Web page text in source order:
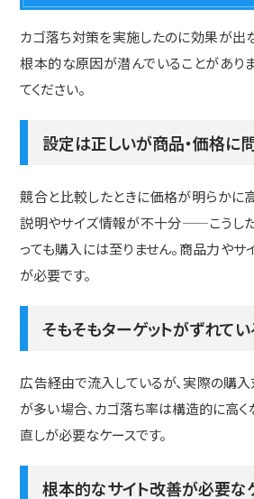
カゴ落ち対策を実施したのに効果が出
根本的な原因が潜んでいることがあり
てください。
設定は正しいが商品・価格に
競合と比較したときに価格が明らかに
説明やサイズ情報が不十分——こうし
っても購入には至りません。商品力やサ
が必要です。
そもそもターゲットがずれてい
広告経由で流入しているが、実際の購
が多い場合、カゴ落ち率は構造的に高く
直しが必要なケースです。
根本的なサイト改善が必要な